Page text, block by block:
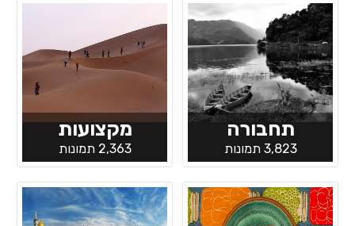
תחבורה
3,823 תמונות
מקצועות
2,363 תמונות